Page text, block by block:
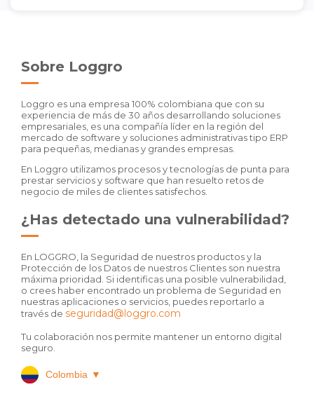
Sobre Loggro
Loggro es una empresa 100% colombiana que con su
experiencia de más de 30 años desarrollando soluciones
empresariales, es una compañía líder en la región del
mercado de software y soluciones administrativas tipo ERP
para pequeñas, medianas y grandes empresas.
En Loggro utilizamos procesos y tecnologías de punta para
prestar servicios y software que han resuelto retos de
negocio de miles de clientes satisfechos.
¿Has detectado una vulnerabilidad?
En LOGGRO, la Seguridad de nuestros productos y la
Protección de los Datos de nuestros Clientes son nuestra
máxima prioridad. Si identificas una posible vulnerabilidad,
o crees haber encontrado un problema de Seguridad en
nuestras aplicaciones o servicios, puedes reportarlo a
través de seguridad@loggro.com
Tu colaboración nos permite mantener un entorno digital
seguro.
Colombia ▼